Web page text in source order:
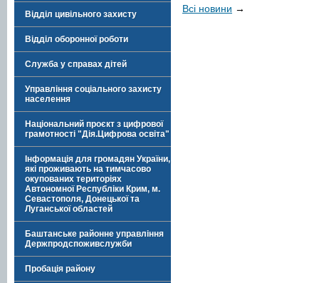
Відділ цивільного захисту
Відділ оборонної роботи
Служба у справах дітей
Управління соціального захисту
населення
Національний проєкт з цифрової
грамотності "Дія.Цифрова освіта"
Інформація для громадян України,
які проживають на тимчасово
окупованих територіях
Автономної Республіки Крим, м.
Севастополя, Донецької та
Луганської областей
Баштанське районне управління
Держпродспоживслужби
Пробація району
Всі новини →